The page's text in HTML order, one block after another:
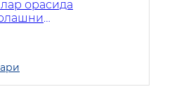
орасида
қувватлаш
босқичи ўз